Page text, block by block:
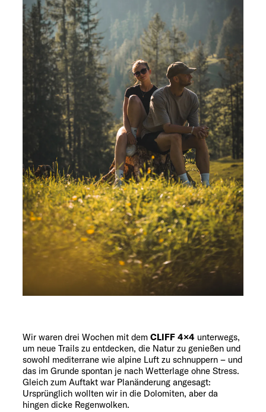
Wir waren drei Wochen mit dem CLIFF 4×4 unterwegs,
um neue Trails zu entdecken, die Natur zu genießen und
sowohl mediterrane wie alpine Luft zu schnuppern – und
das im Grunde spontan je nach Wetterlage ohne Stress.
Gleich zum Auftakt war Planänderung angesagt:
Ursprünglich wollten wir in die Dolomiten, aber da
hingen dicke Regenwolken.